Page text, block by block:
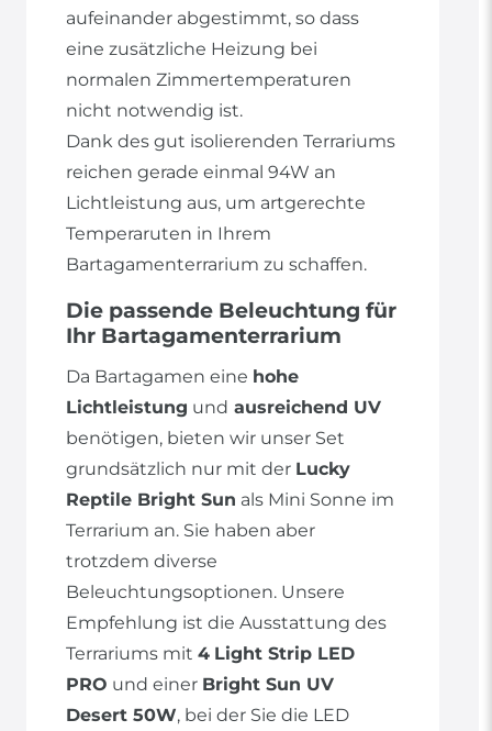
aufeinander abgestimmt, so dass
eine zusätzliche Heizung bei
normalen Zimmertemperaturen
nicht notwendig ist.
Dank des gut isolierenden Terrariums
reichen gerade einmal 94W an
Lichtleistung aus, um artgerechte
Temperaruten in Ihrem
Bartagamenterrarium zu schaffen.
Die passende Beleuchtung für
Ihr Bartagamenterrarium
Da Bartagamen eine hohe
Lichtleistung und ausreichend UV
benötigen, bieten wir unser Set
grundsätzlich nur mit der Lucky
Reptile Bright Sun als Mini Sonne im
Terrarium an. Sie haben aber
trotzdem diverse
Beleuchtungsoptionen. Unsere
Empfehlung ist die Ausstattung des
Terrariums mit 4 Light Strip LED
PRO und einer Bright Sun UV
Desert 50W, bei der Sie die LED